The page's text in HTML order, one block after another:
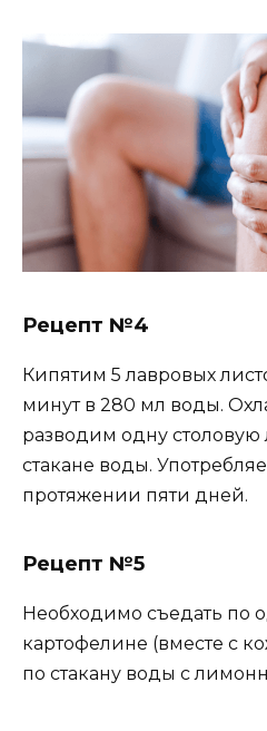
Рецепт №4
Кипятим 5 лавровых
минут в 280 мл воды.
разводим одну столовую
стакане воды.
протяжении пяти дней.
Рецепт №5
Необходимо съедать по
картофелине (вместе с
по стакану воды с